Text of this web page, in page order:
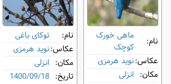
نام:
ماهی‌ خورک
کوچک
عکاس:نوید هرمزی
مکان: انزلی
نام:
توکای باغی
عکاس:نوید هرمزی
مکان: انزلی
تاریخ: 1400/09/18